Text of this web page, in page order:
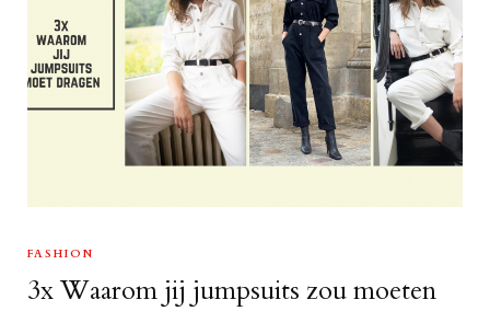
FASHION
3x Waarom jij jumpsuits zou moeten